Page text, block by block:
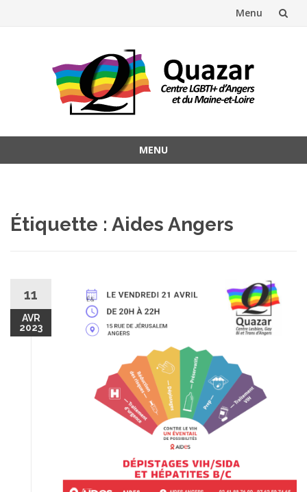
Menu
MENU
Étiquette : Aides Angers
11
AVR
2023